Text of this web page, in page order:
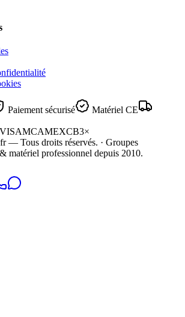
Paiement sécurisé
Matériel CE
VISAMCAMEXCB3×
— Tous droits réservés. · Groupes
matériel professionnel depuis 2010.